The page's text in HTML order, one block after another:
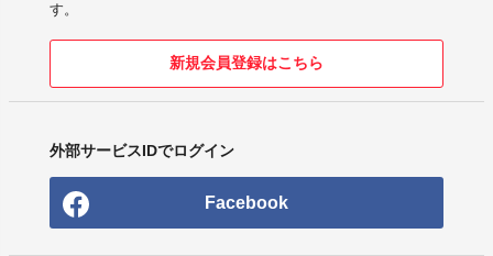
す。
新規会員登録はこちら
外部サービスIDでログイン
Facebook